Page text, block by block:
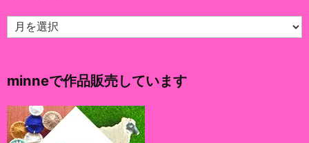
ア
ー
ブ
minneで作品販売しています